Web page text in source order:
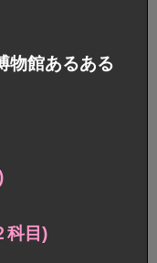
物館あるある
科目)